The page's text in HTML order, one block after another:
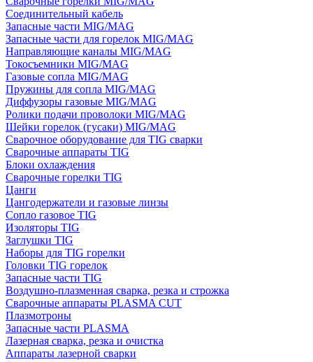
Соединительный кабель
Запасные части MIG/MAG
Запасные части для горелок MIG/MAG
Направляющие каналы MIG/MAG
Токосъемники MIG/MAG
Газовые сопла MIG/MAG
Пружины для сопла MIG/MAG
Диффузоры газовые MIG/MAG
Ролики подачи проволоки MIG/MAG
Шейки горелок (гусаки) MIG/MAG
Сварочное оборудование для TIG сварки
Сварочные аппараты TIG
Блоки охлаждения
Сварочные горелки TIG
Цанги
Цангодержатели и газовые линзы
Сопло газовое TIG
Изоляторы TIG
Заглушки TIG
Наборы для TIG горелки
Головки TIG горелок
Запасные части TIG
Воздушно-плазменная сварка, резка и строжка
Сварочные аппараты PLASMA CUT
Плазмотроны
Запасные части PLASMA
Лазерная сварка, резка и очистка
Аппараты лазерной сварки